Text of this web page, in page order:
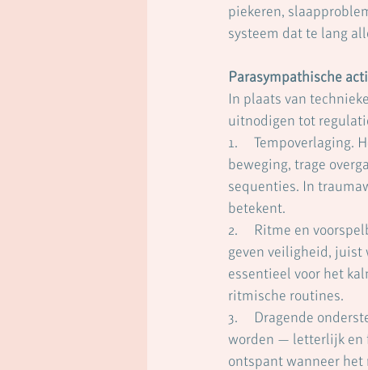
piekeren,
systeem dat te lang
Parasympathische
In plaats van
uitnodigen tot
1.
beweging, trage
sequenties. In
betekent.
2.     Ritme en
geven veiligheid, juist
essentieel voor het
ritmische routines.
3.     Dragende
worden — letterlijk en
ontspant wanneer